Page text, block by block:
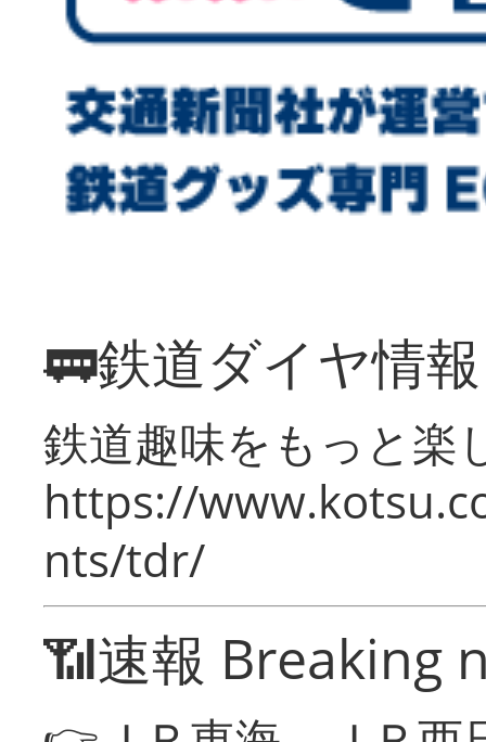
🚃鉄道ダイヤ情
鉄道趣味をもっと楽
https://
nts/tdr/
📶速報 Breaking